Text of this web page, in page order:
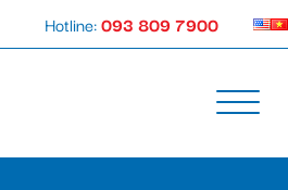
Hotline:093 809 7900